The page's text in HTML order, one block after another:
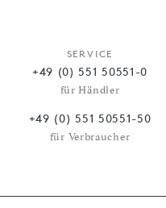
SERVICE
+49 (0) 551 50551-0
für Händler
+49 (0) 551 50551-50
für Verbraucher